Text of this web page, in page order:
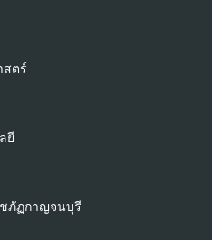
ตร์
ยี
ภัฏกาญจนบุรี